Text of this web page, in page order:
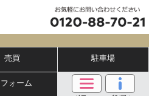
売買 駐車場
フォーム